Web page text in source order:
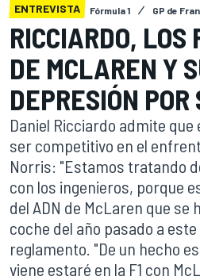
ENTREVISTA Fórmula 1 GP de
RICCIARDO, LOS
DE MCLAREN Y
DEPRESIÓN
Daniel Ricciardo admite
ser competitivo en el
Norris: "Estamos tratando
con los ingenieros, porque
del ADN de McLaren que se
coche del año pasado a
reglamento. "De un hecho
viene estaré en la F1 con